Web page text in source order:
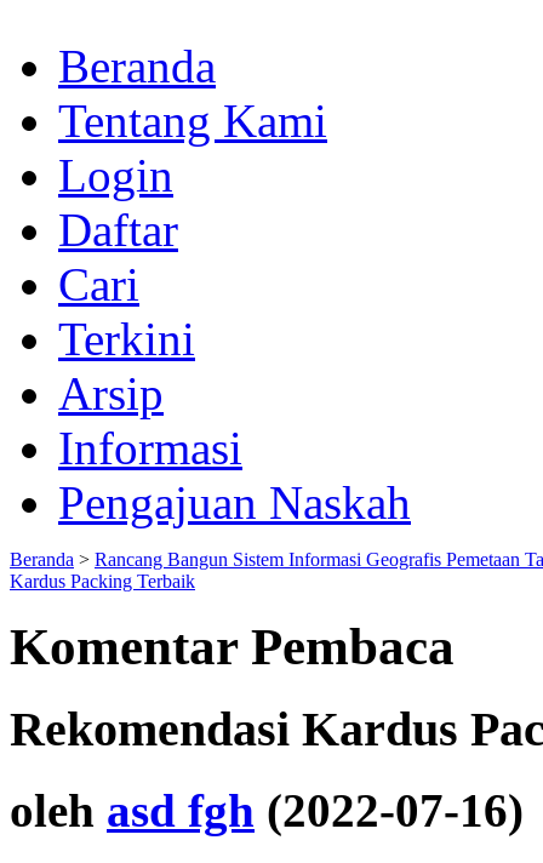
Beranda
Tentang Kami
Login
Daftar
Cari
Terkini
Arsip
Informasi
Pengajuan Naskah
Beranda > Rancang Bangun Sistem Informasi Geografis Pemetaan
Kardus Packing Terbaik
Komentar Pembaca
Rekomendasi Kardus
oleh asd fgh (2022-07-16)